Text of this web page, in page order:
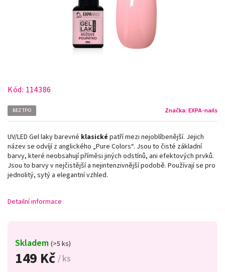
Kód: 114386
BEZ TPO Značka: EXPA-nails
149 Kč / ks
Skladem (>5 ks)
UV/LED Gel laky barevné klasické patří mezi nejoblíbenější. Jejich
název se odvíjí z anglického „Pure Colors“. Jsou to čisté základní
barvy, které neobsahují příměsi jiných odstínů, ani efektových prvků.
Jsou to barvy v nejčistější a nejintenzivnější podobě. Používají se pro
jednolitý, sytý a elegantní vzhled.
Detailní informace